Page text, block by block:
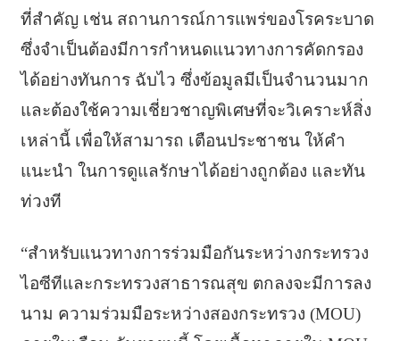
ที่สำคัญ เช่น สถานการณ์การแพร่ของโรคระบาด
ซึ่งจำเป็นต้องมีการกำหนดแนวทางการคัดกรอง
ได้อย่างทันการ ฉับไว ซึ่งข้อมูลมีเป็นจำนวนมาก
และต้องใช้ความเชี่ยวชาญพิเศษที่จะวิเคราะห์สิ่ง
เหล่านี้ เพื่อให้สามารถ เตือนประชาชน ให้คำ
แนะนำ ในการดูแลรักษาได้อย่างถูกต้อง และทัน
ท่วงที
“สำหรับแนวทางการร่วมมือกันระหว่างกระทรวง
ไอซีทีและกระทรวงสาธารณสุข ตกลงจะมีการลง
นาม ความร่วมมือระหว่างสองกระทรวง (MOU)